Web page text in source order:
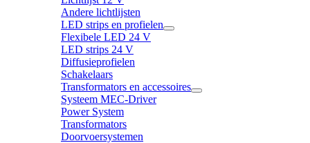
Andere lichtlijsten
LED strips en profielen
Flexibele LED 24 V
LED strips 24 V
Diffusieprofielen
Schakelaars
Transformators en accessoires
Systeem MEC-Driver
Power System
Transformators
Doorvoersystemen